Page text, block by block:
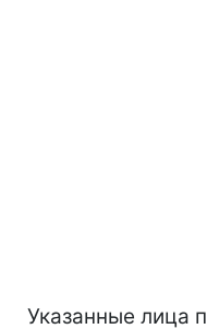
Указанные лица